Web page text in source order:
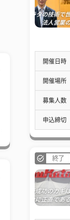
開催日時
開催場所
募集人数
申込締切
終了